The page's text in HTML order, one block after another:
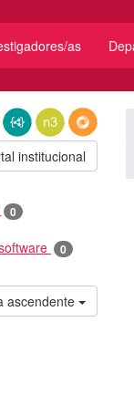
as
XML
JSON-LDN3/TurtleRDF/
institucional
0
0
ascendente